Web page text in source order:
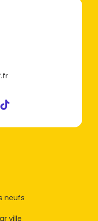
ou terrasses,
supérieures
premium
les finitions en visite.
parcours les
active des alertes sur
neuf à
et
neufs
ville